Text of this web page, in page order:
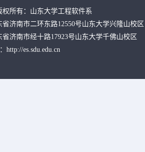
所有：山东大学工程软件系
省济南市二环东路12550号山东大学兴隆山校区
省济南市经十路17923号山东大学千佛山校区
es.sdu.edu.cn